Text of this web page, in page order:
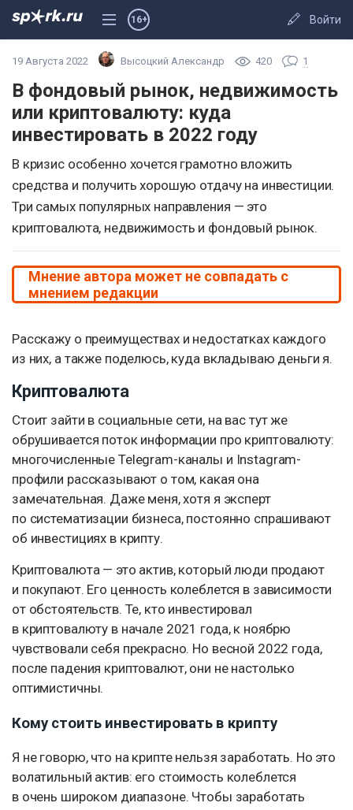
Войти
16+
19 Августа 2022 Высоцкий Александр 420 1
В фондовый рынок, недвижимость
или криптовалюту: куда
инвестировать в 2022 году
В кризис особенно хочется грамотно вложить
средства и получить хорошую отдачу на инвестиции.
Три самых популярных направления — это
криптовалюта, недвижимость и фондовый рынок.
Мнение автора может не совпадать с
мнением редакции
Расскажу о преимуществах и недостатках каждого
из них, а также поделюсь, куда вкладываю деньги я.
Криптовалюта
Стоит зайти в социальные сети, на вас тут же
обрушивается поток информации про криптовалюту:
многочисленные Telegram-каналы и Instagram-
профили рассказывают о том, какая она
замечательная. Даже меня, хотя я эксперт
по систематизации бизнеса, постоянно спрашивают
об инвестициях в крипту.
Криптовалюта — это актив, который люди продают
и покупают. Его ценность колеблется в зависимости
от обстоятельств. Те, кто инвестировал
в криптовалюту в начале 2021 года, к ноябрю
чувствовали себя прекрасно. Но весной 2022 года,
после падения криптовалют, они не настолько
оптимистичны.
Кому стоить инвестировать в крипту
Я не говорю, что на крипте нельзя заработать. Но это
волатильный актив: его стоимость колеблется
в очень широком диапазоне. Чтобы заработать